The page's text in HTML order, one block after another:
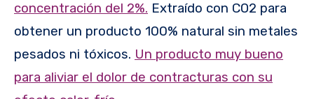
concentración del 2%. Extraído con CO2 para
obtener un producto 100% natural sin metales
pesados ni tóxicos. Un producto muy bueno
para aliviar el dolor de contracturas con su